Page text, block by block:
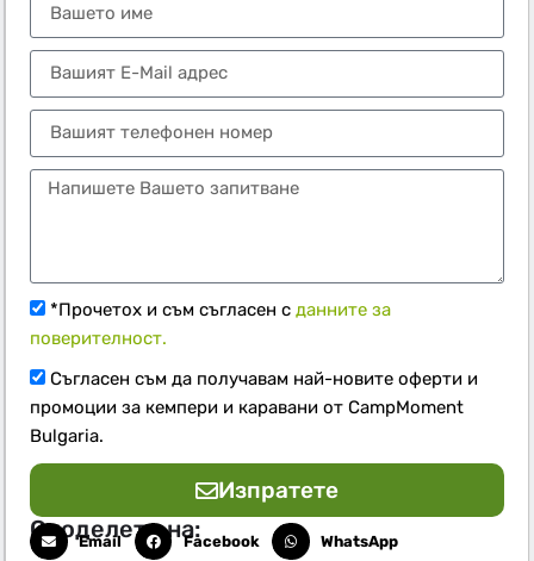
Тел.:+359 89 552 4009
*Прочетох и съм съгласен сданните за
поверителност.
Съгласен съм да получавам най-новите оферти и
промоции за кемпери и каравани от CampMoment
Bulgaria.
Изпратете
Споделете на:
Email Facebook WhatsApp